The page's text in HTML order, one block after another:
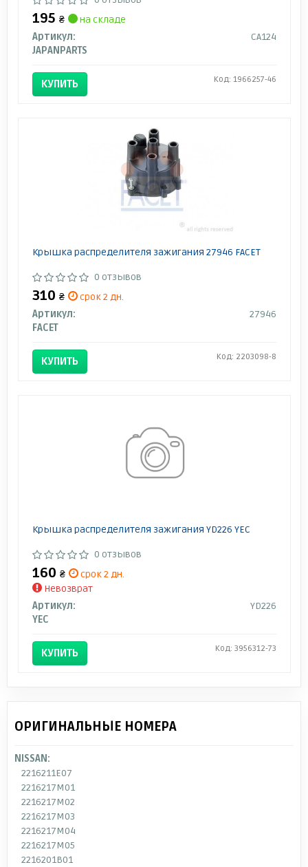
195 ₴
на складе
Артикул:
CA124
JAPANPARTS
КУПИТЬ Код: 1966257-46
Крышка распределителя зажигания 27946 FACET
0 отзывов
310 ₴
срок 2 дн.
Артикул:
27946
FACET
КУПИТЬ Код: 2203098-8
Крышка распределителя зажигания YD226 YEC
0 отзывов
160 ₴
срок 2 дн.
Невозврат
Артикул:
YD226
YEC
КУПИТЬ Код: 3956312-73
ОРИГИНАЛЬНЫЕ НОМЕРА
NISSAN:
2216211E07
2216217M01
2216217M02
2216217M03
2216217M04
2216217M05
2216201B01